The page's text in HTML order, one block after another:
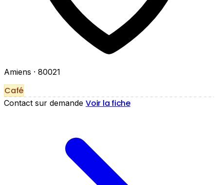
Amiens · 80021
Café
Contact sur demande Voir la fiche